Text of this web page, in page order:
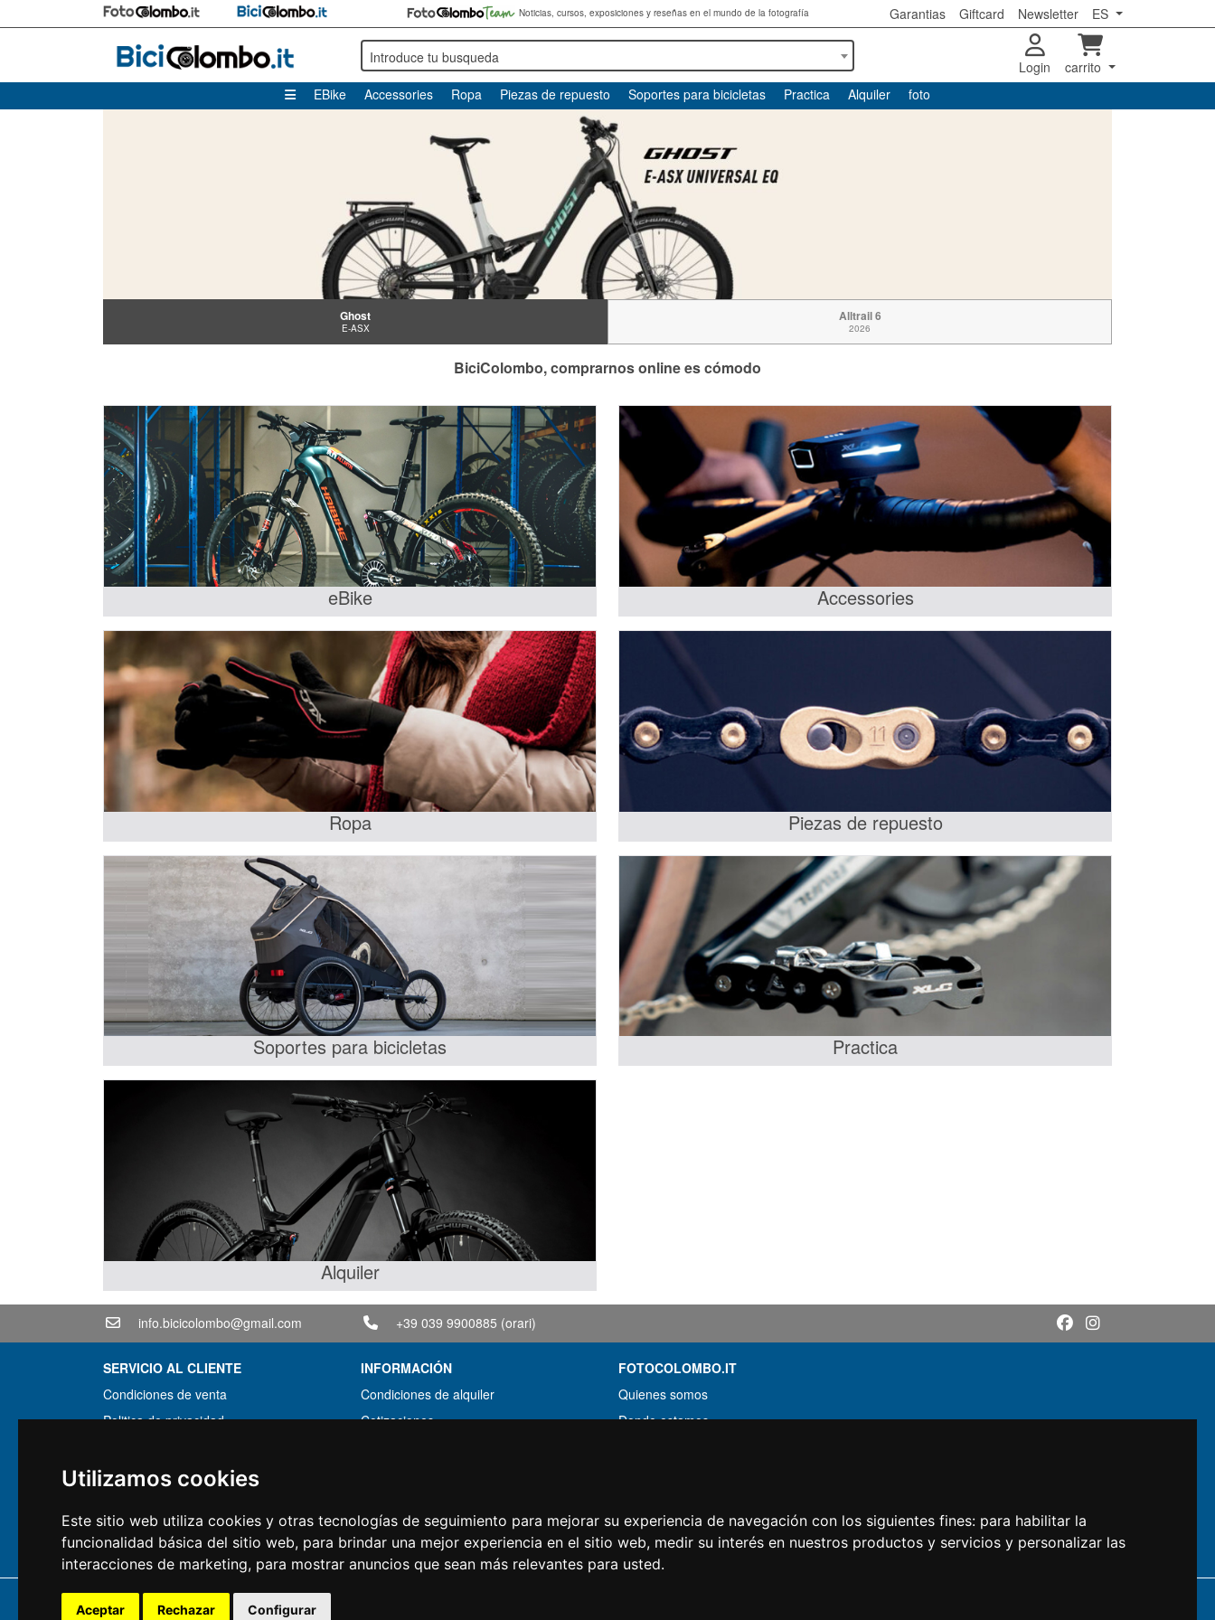
Utilizamos cookies
Este sitio web utiliza cookies y otras tecnologías de seguimiento para mejorar su experiencia de navegación con los siguientes fines: para habilitar la
funcionalidad básica del sitio web, para brindar una mejor experiencia en el sitio web, medir su interés en nuestros productos y servicios y personalizar las
interacciones de marketing, para mostrar anuncios que sean más relevantes para usted.
Aceptar Rechazar Configurar
Noticias, cursos, exposiciones y reseñas en el mundo de la fotografía Garantias Giftcard Newsletter ES
Introduce tu busqueda
Login
carrito
EBike
Accessories Ropa Piezas de repuesto Soportes para bicicletas Practica Alquiler foto
Ghost
E-ASX
Alltrail 6
2026
BiciColombo, comprarnos online es cómodo
eBike Accessories
Ropa Piezas de repuesto
Soportes para bicicletas Practica
Alquiler
info.bicicolombo@gmail.com +39 039 9900885 (orari)
SERVICIO AL CLIENTE
Condiciones de venta
Politica de privacidad
Condiciones de garantia
Derecho a retirada
Condiciones de IVA
INFORMACIÓN
Condiciones de alquiler
Cotizaciones
Uso
FOTOCOLOMBO.IT
Quienes somos
Donde estamos